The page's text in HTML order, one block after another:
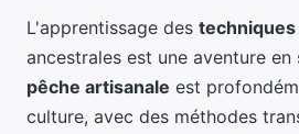
L'apprentissage des techniques
ancestrales est une aventure en
pêche artisanale est
culture, avec des méthodes